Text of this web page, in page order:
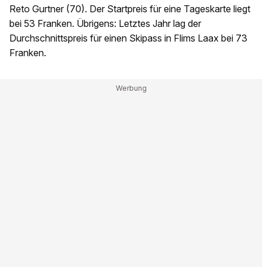
Reto Gurtner (70). Der Startpreis für eine Tageskarte liegt
bei 53 Franken. Übrigens: Letztes Jahr lag der
Durchschnittspreis für einen Skipass in Flims Laax bei 73
Franken.